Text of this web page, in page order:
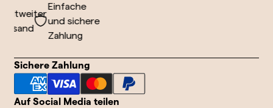
Einfache
und sichere
Zahlung
Sichere Zahlung
Auf Social Media teilen